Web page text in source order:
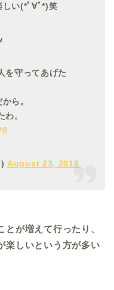
しい(*ﾟ∀ﾟ*)笑
を守ってあげた
ら。
わ。
August 23, 2018
が増えて行ったり、
楽しいという方が多い